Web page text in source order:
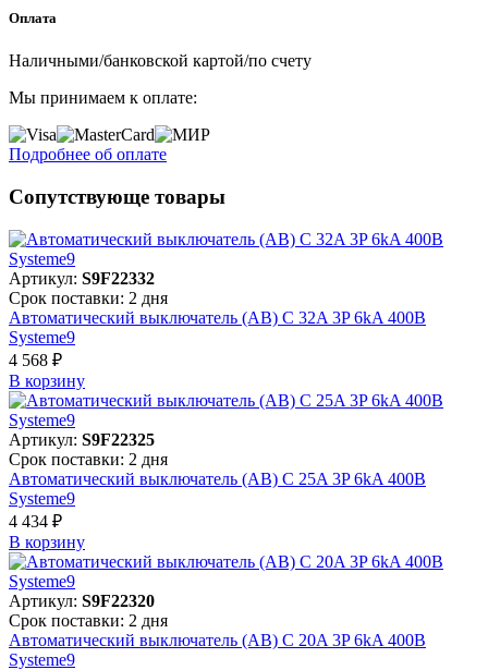
Оплата
Наличными/банковской картой/по счету
Мы принимаем к оплате:
Подробнее об оплате
Сопутствующе товары
Артикул: S9F22332
Срок поставки: 2 дня
Автоматический выключатель (АВ) C 32A 3P 6kA 400В
Systeme9
4 568 ₽
В корзинy
Артикул: S9F22325
Срок поставки: 2 дня
Автоматический выключатель (АВ) C 25A 3P 6kA 400В
Systeme9
4 434 ₽
В корзинy
Артикул: S9F22320
Срок поставки: 2 дня
Автоматический выключатель (АВ) C 20A 3P 6kA 400В
Systeme9